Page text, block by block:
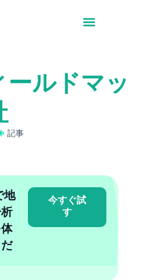
ルドマッ
記事
地
今すぐ試
す